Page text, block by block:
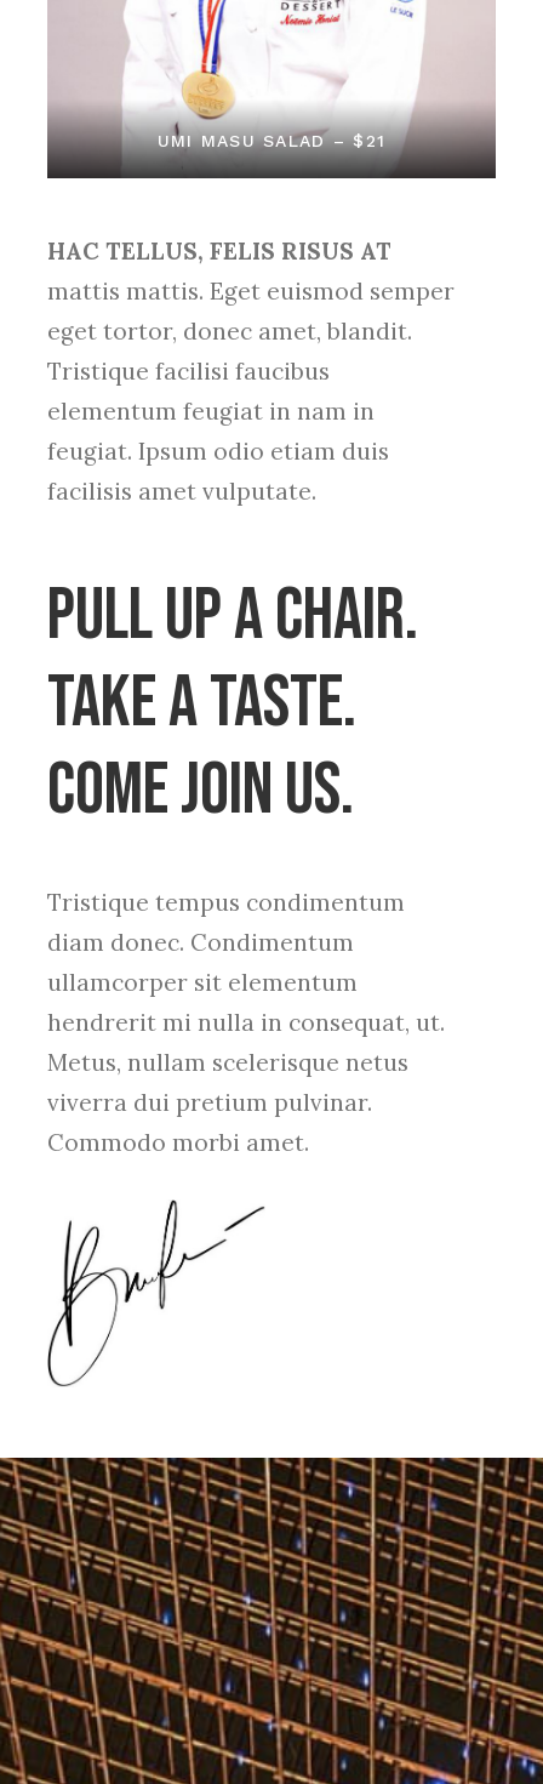
UMI MASU SALAD – $21
HAC TELLUS, FELIS RISUS AT
mattis mattis. Eget euismod semper
eget tortor, donec amet, blandit.
Tristique facilisi faucibus
elementum feugiat in nam in
feugiat. Ipsum odio etiam duis
facilisis amet vulputate.
Pull up a chair.
Take a taste.
Come join us.
Tristique tempus condimentum
diam donec. Condimentum
ullamcorper sit elementum
hendrerit mi nulla in consequat, ut.
Metus, nullam scelerisque netus
viverra dui pretium pulvinar.
Commodo morbi amet.